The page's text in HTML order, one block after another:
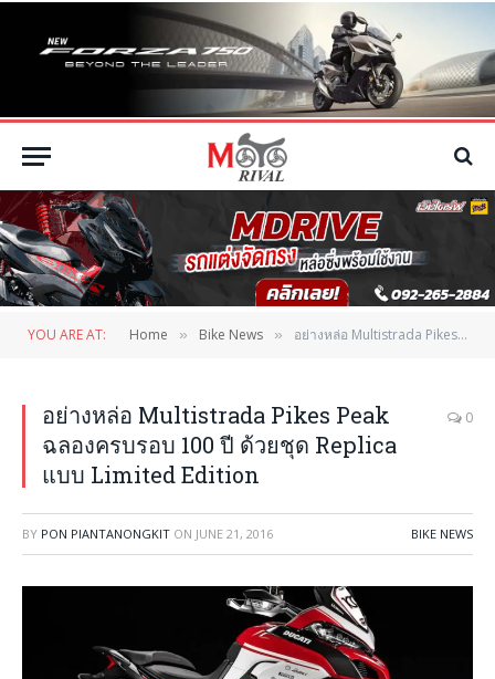
YOU ARE AT: Home » Bike News » อย่างหล่อ Multistrada Pikes Peak ฉลองครบรอบ 100 ปี ด้วยชุด Replica แบบ Limited Edition
อย่างหล่อ Multistrada Pikes Peak
ฉลองครบรอบ 100 ปี ด้วยชุด Replica
แบบ Limited Edition
0
BY PON PIANTANONGKIT ON JUNE 21, 2016 BIKE NEWS